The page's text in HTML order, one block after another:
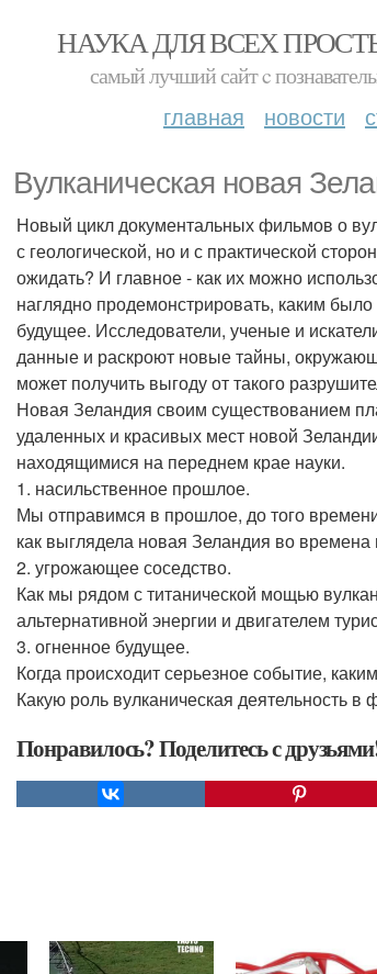
НАУКА ДЛЯ ВСЕХ
самый лучший сайт c
главная новости
Вулканическая новая
Новый цикл документальных фильмов о
с геологической, но и с практической
ожидать? И главное - как их можно
наглядно продемонстрировать, каким
будущее. Исследователи, ученые и
данные и раскроют новые тайны,
может получить выгоду от такого
Новая Зеландия своим существованием
удаленных и красивых мест новой
находящимися на переднем крае науки.
1. насильственное прошлое.
Мы отправимся в прошлое, до того
как выглядела новая Зеландия во
2. угрожающее соседство.
Как мы рядом с титанической мощью
альтернативной энергии и двигателем
3. огненное будущее.
Когда происходит серьезное событие,
Какую роль вулканическая деятельность
Понравилось? Поделитесь с